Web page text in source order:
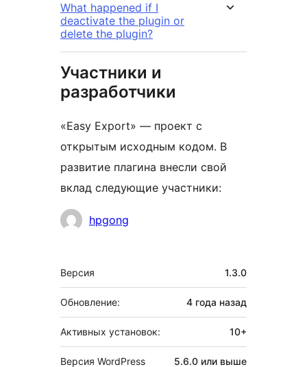
What happened if I
deactivate the plugin or
delete the plugin?
Участники и
разработчики
«Easy Export» — проект с
открытым исходным кодом. В
развитие плагина внесли свой
вклад следующие участники:
Участники
hpgong
Мета
Версия 1.3.0
Обновление: 4 года назад
Активных установок: 10+
Версия WordPress 5.6.0 или выше